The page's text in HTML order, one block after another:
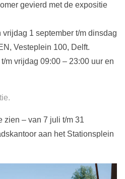
gevierd met de expositie
1 september t/m dinsdag
Vesteplein 100, Delft.
m vrijdag 09:00 – 23:00 uur en
zien – van 7 juli t/m 31
aan het Stationsplein